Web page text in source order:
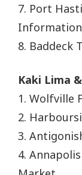
7. Port
8.
Kaki Lima
1. Wolfville
2.
3.
4.